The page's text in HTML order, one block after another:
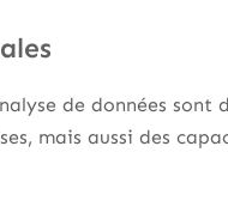
de données sont
mais aussi des